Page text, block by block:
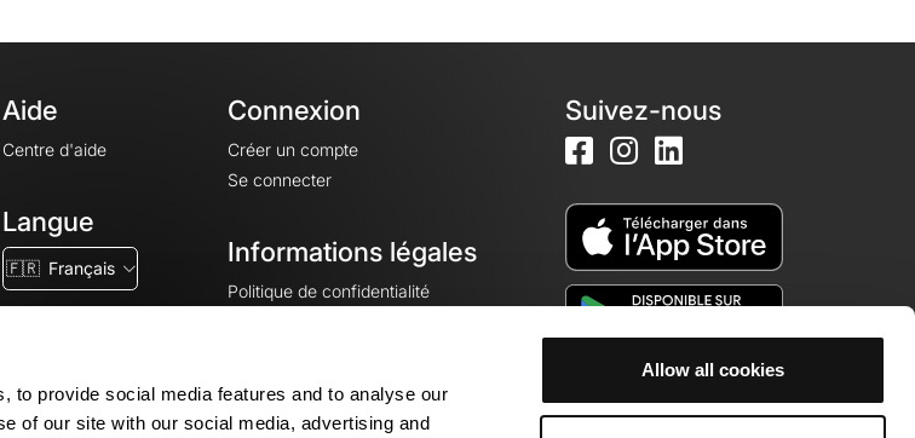
to provide social media features and to analyse our
of our site with our social media, advertising and
Allow all cookies
Aide
Centre d'aide
Langue
🇫🇷 Français
Connexion
Créer un compte
Se connecter
Informations légales
Politique de confidentialité
Mentions légales
Paramètres des cookies
Suivez-nous